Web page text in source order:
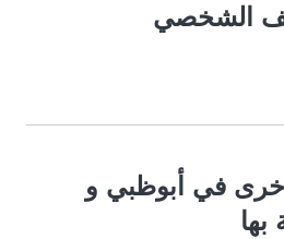
الشخصي
في أبوظبي و
بها